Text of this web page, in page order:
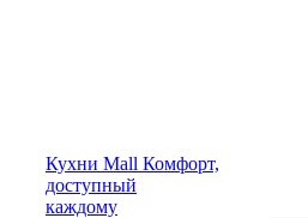
Кухни Mall Комфорт,
доступный
каждому